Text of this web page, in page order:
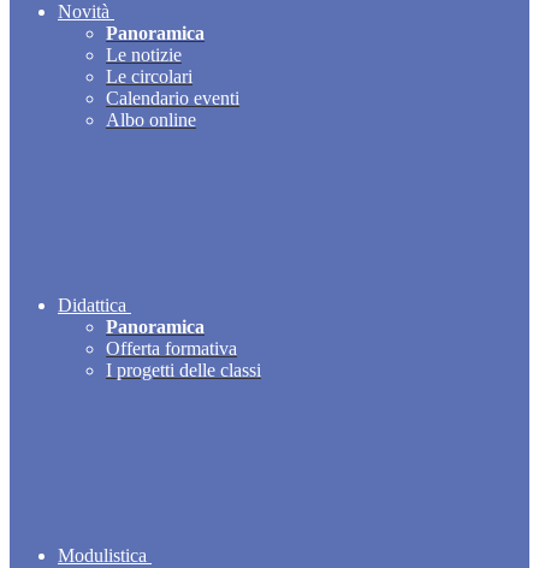
Novità
Panoramica
Le notizie
Le circolari
Calendario eventi
Albo online
Didattica
Panoramica
Offerta formativa
I progetti delle classi
Modulistica